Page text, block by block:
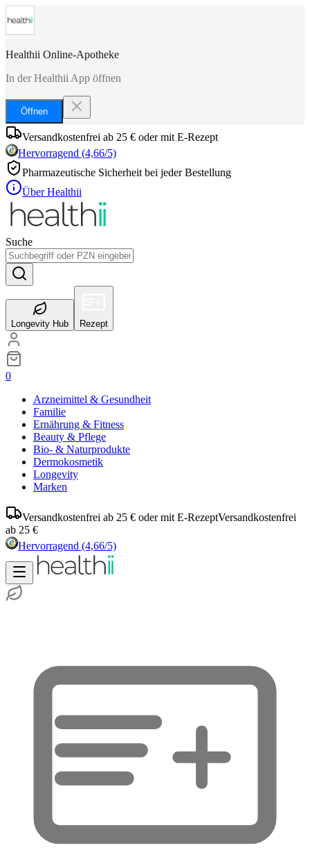
Healthii Online-Apotheke
In der Healthii App öffnen
Öffnen
Versandkostenfrei ab 25 € oder mit E-Rezept
Hervorragend (4,66/5)
Pharmazeutische Sicherheit bei jeder Bestellung
Über Healthii
Suche
Longevity Hub Rezept
0
Arzneimittel & Gesundheit
Familie
Ernährung & Fitness
Beauty & Pflege
Bio- & Naturprodukte
Dermokosmetik
Longevity
Marken
Versandkostenfrei ab 25 € oder mit E-RezeptVersandkostenfrei
ab 25 €
Hervorragend (4,66/5)